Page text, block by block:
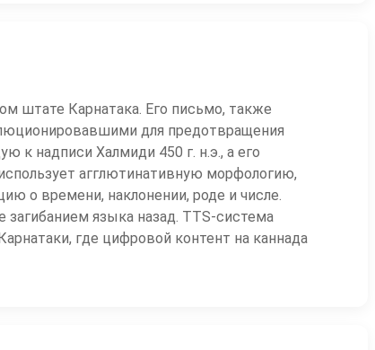
штате Карнатака. Его письмо, также
для предотвращения
к надписи Халмиди 450 г. н.э., а его
агглютинативную морфологию,
о времени, наклонении, роде и числе.
языка назад. TTS-система
где цифровой контент на каннада